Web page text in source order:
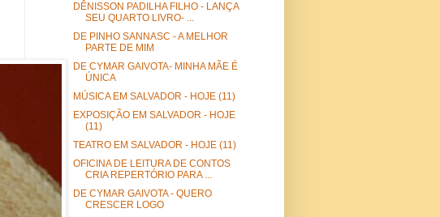
DÊNISSON PADILHA FILHO - LANÇA
SEU QUARTO LIVRO- ...
DE PINHO SANNASC - A MELHOR
PARTE DE MIM
DE CYMAR GAIVOTA- MINHA MÃE É
ÚNICA
MÚSICA EM SALVADOR - HOJE (11)
EXPOSIÇÃO EM SALVADOR - HOJE
(11)
TEATRO EM SALVADOR - HOJE (11)
OFICINA DE LEITURA DE CONTOS
CRIA REPERTÓRIO PARA ...
DE CYMAR GAIVOTA - QUERO
CRESCER LOGO